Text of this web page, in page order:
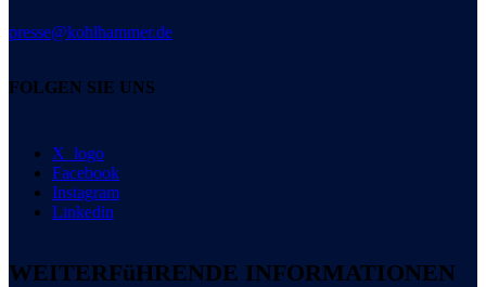
presse@kohlhammer.de
FOLGEN SIE UNS
X_logo
Facebook
Instagram
Linkedin
WEITERFüHRENDE INFORMATIONEN